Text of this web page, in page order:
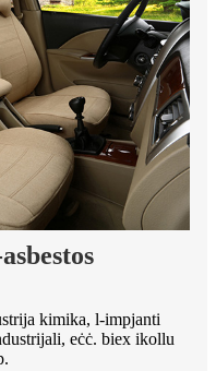
kimika, l-impjanti
eċċ. biex ikollu